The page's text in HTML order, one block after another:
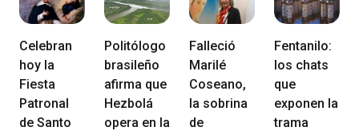
Celebran
hoy la
Fiesta
Patronal
de Santo
Politólogo
brasileño
afirma que
Hezbolá
opera en la
Falleció
Marilé
Coseano,
la sobrina
de
Fentanilo:
los chats
que
exponen la
trama